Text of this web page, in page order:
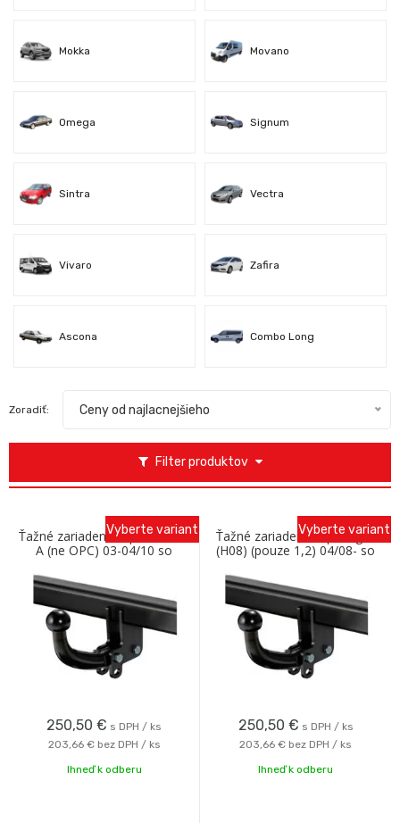
Mokka Movano
Omega Signum
Sintra Vectra
Vivaro Zafira
Ascona Combo Long
Filter produktov
Zoradiť: Ceny od najlacnejšieho
Ťažné zariadenie Opel Meriva
A (ne OPC) 03-04/10 so
250,50 € s DPH / ks
203,66 € bez DPH / ks
Vyberte variant
Ihneď k odberu
Ťažné zariadenie Opel Agila
(H08) (pouze 1,2) 04/08- so
skrutkovým odnímaním Oris
250,50 € s DPH / ks
203,66 € bez DPH / ks
Vyberte variant
Ihneď k odberu